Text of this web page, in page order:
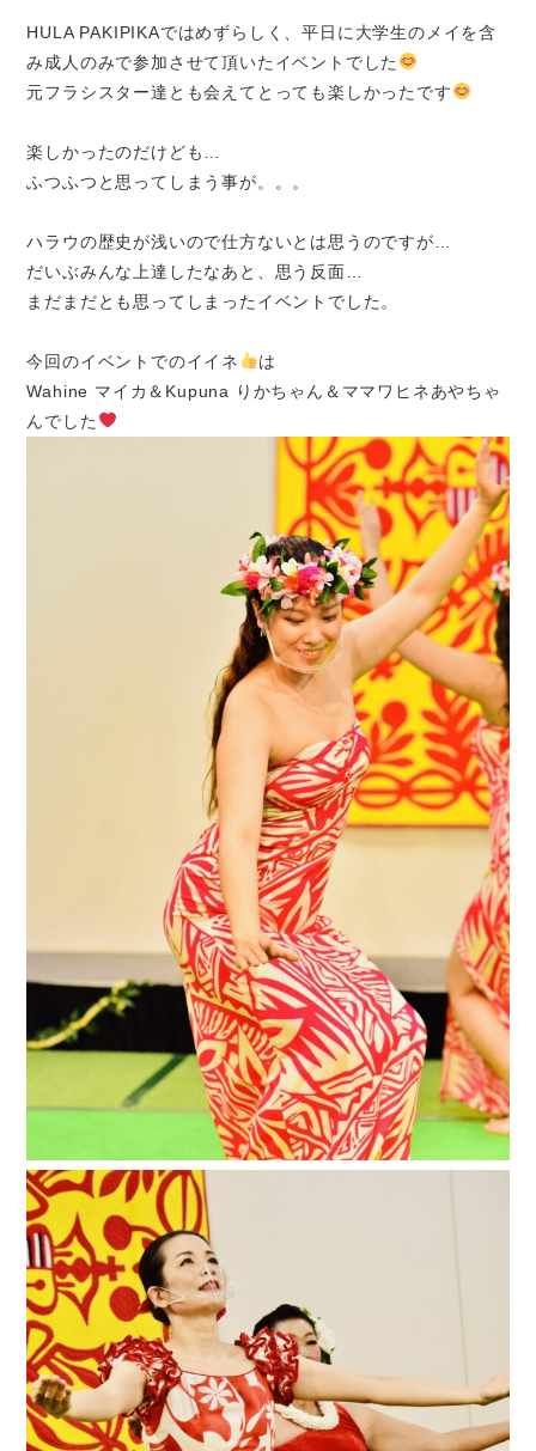
HULA PAKIPIKAではめずらしく、平日に大学生のメイを含
み成人のみで参加させて頂いたイベントでした
元フラシスター達とも会えてとっても楽しかったです
楽しかったのだけども…
ふつふつと思ってしまう事が。。。
ハラウの歴史が浅いので仕方ないとは思うのですが…
だいぶみんな上達したなあと、思う反面…
まだまだとも思ってしまったイベントでした。
今回のイベントでのイイネ
は
Wahine マイカ＆Kupuna りかちゃん＆ママワヒネあやちゃ
んでした